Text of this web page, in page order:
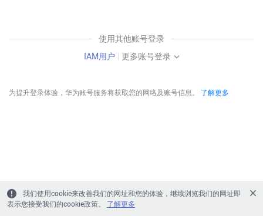
使用其他账号登录
IAM用户 | 更多账号登录
为提升登录体验，华为账号服务将获取您的网络及账号信息。 了解更多
我们使用cookie来改善我们的网址和您的体验，继续浏览我们的网址即
表示您接受我们的cookie政策。
了解更多